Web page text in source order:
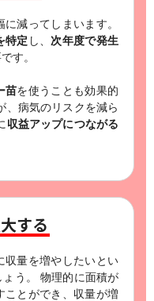
減ってしまいます。
特定 し、次年度で発生
す。
苗を使うことも効果的
、病気のリスクを減ら
収益アップにつながる
する
収量を増やしたいとい
う。
物理的に面積が
ことができ、収量が増